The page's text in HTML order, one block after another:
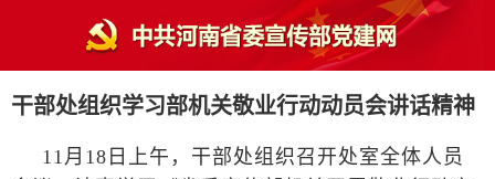
干部处组织学习部机关敬业行动动员会讲话精神
11月18日上午，干部处组织召开处室全体人员